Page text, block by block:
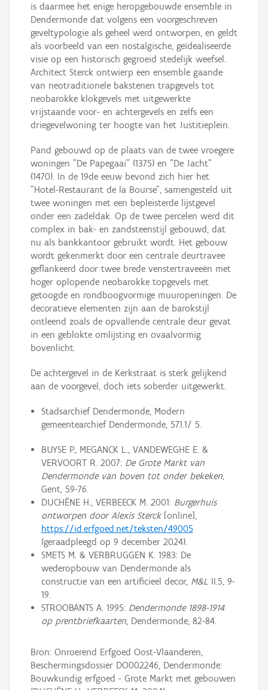
is daarmee het enige heropgebouwde ensemble in
Dendermonde dat volgens een voorgeschreven
geveltypologie als geheel werd ontworpen, en geldt
als voorbeeld van een nostalgische, geïdealiseerde
visie op een historisch gegroeid stedelijk weefsel.
Architect Sterck ontwierp een ensemble gaande
van neotraditionele bakstenen trapgevels tot
neobarokke klokgevels met uitgewerkte
vrijstaande voor- en achtergevels en zelfs een
driegevelwoning ter hoogte van het Justitieplein.
Pand gebouwd op de plaats van de twee vroegere
woningen "De Papegaai" (1375) en "De Jacht"
(1470). In de 19de eeuw bevond zich hier het
"Hotel-Restaurant de la Bourse", samengesteld uit
twee woningen met een bepleisterde lijstgevel
onder een zadeldak. Op de twee percelen werd dit
complex in bak- en zandsteenstijl gebouwd, dat
nu als bankkantoor gebruikt wordt. Het gebouw
wordt gekenmerkt door een centrale deurtravee
geflankeerd door twee brede venstertraveeën met
hoger oplopende neobarokke topgevels met
getoogde en rondboogvormige muuropeningen. De
decoratieve elementen zijn aan de barokstijl
ontleend zoals de opvallende centrale deur gevat
in een geblokte omlijsting en ovaalvormig
bovenlicht.
De achtergevel in de Kerkstraat is sterk gelijkend
aan de voorgevel, doch iets soberder uitgewerkt.
Stadsarchief Dendermonde, Modern
gemeentearchief Dendermonde, 571.1/ 5.
BUYSE P., MEGANCK L., VANDEWEGHE E. &
VERVOORT R. 2007: De Grote Markt van
Dendermonde van boven tot onder bekeken,
Gent, 59-76.
DUCHÊNE H., VERBEECK M. 2001: Burgerhuis
ontworpen door Alexis Sterck[online],
https://id.erfgoed.net/teksten/49005
(geraadpleegd op 9 december 2024).
SMETS M. & VERBRUGGEN K. 1983: De
wederopbouw van Dendermonde als
constructie van een artificieel decor, M&LII.5, 9-
19.
STROOBANTS A. 1995: Dendermonde 1898-1914
op prentbriefkaarten, Dendermonde, 82-84.
Bron: Onroerend Erfgoed Oost-Vlaanderen,
Beschermingsdossier DO002246, Dendermonde:
Bouwkundig erfgoed - Grote Markt met gebouwen